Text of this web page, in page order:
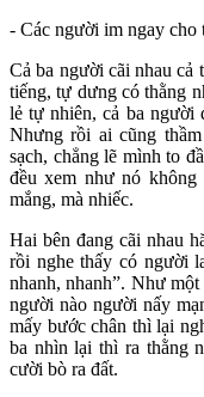
- Các người im ngay cho
Cả ba người cãi nhau cả
tiếng, tự dưng có thằng
lẻ tự nhiên, cả ba người
Nhưng rồi ai cũng
sạch, chẳng lẽ mình to
đều xem như nó
mắng, mà nhiếc.
Hai bên đang cãi nhau
rồi nghe thấy có người
nhanh, nhanh”. Như
người nào người nấy
mấy bước chân thì lại
ba nhìn lại thì ra thằng
cười bò ra đất.